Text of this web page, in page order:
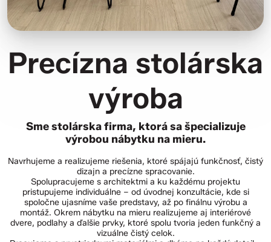
Precízna stolárska
výroba
Sme stolárska firma, ktorá sa špecializuje
výrobou nábytku na mieru.
Navrhujeme a realizujeme riešenia, ktoré spájajú funkčnosť, čistý
dizajn a precízne spracovanie.
Spolupracujeme s architektmi a ku každému projektu
pristupujeme individuálne – od úvodnej konzultácie, kde si
spoločne ujasníme vaše predstavy, až po finálnu výrobu a
montáž. Okrem nábytku na mieru realizujeme aj interiérové
dvere, podlahy a ďalšie prvky, ktoré spolu tvoria jeden funkčný a
vizuálne čistý celok.